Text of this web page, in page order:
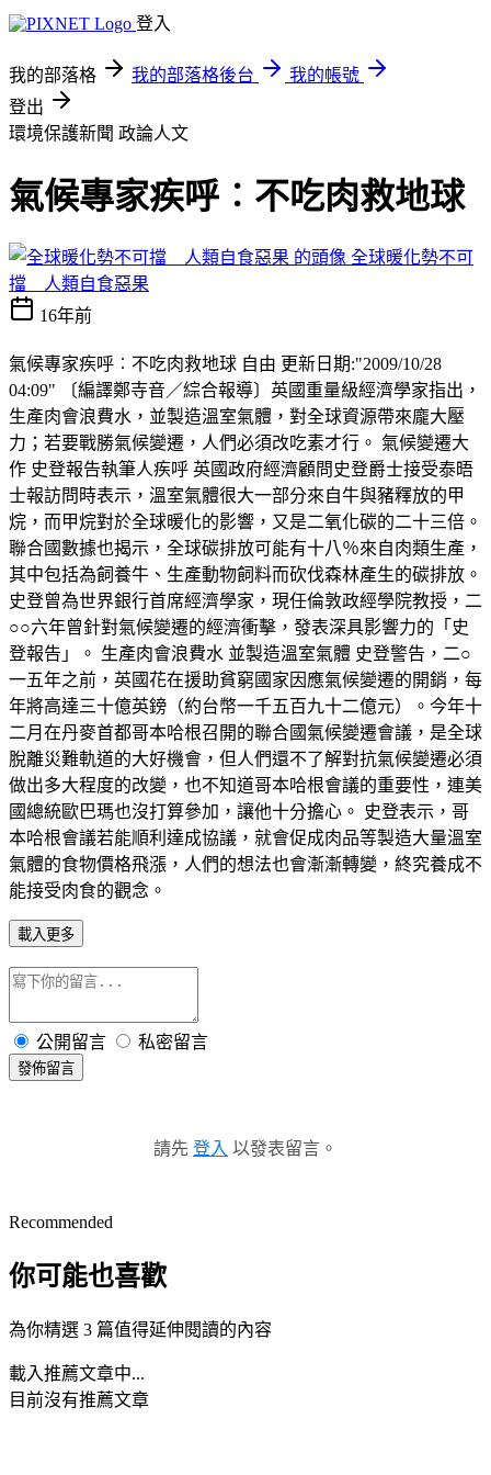
登入
我的部落格 我的部落格後台
我的帳號
登出
環境保護新聞 政論人文
氣候專家疾呼︰不吃肉救地球
全球暖化勢不可
擋 人類自食惡果
16年前
氣候專家疾呼︰不吃肉救地球 自由 更新日期:"2009/10/28
04:09" 〔編譯鄭寺音／綜合報導〕英國重量級經濟學家指出，
生產肉會浪費水，並製造溫室氣體，對全球資源帶來龐大壓
力；若要戰勝氣候變遷，人們必須改吃素才行。 氣候變遷大
作 史登報告執筆人疾呼 英國政府經濟顧問史登爵士接受泰晤
士報訪問時表示，溫室氣體很大一部分來自牛與豬釋放的甲
烷，而甲烷對於全球暖化的影響，又是二氧化碳的二十三倍。
聯合國數據也揭示，全球碳排放可能有十八％來自肉類生產，
其中包括為飼養牛、生產動物飼料而砍伐森林產生的碳排放。
史登曾為世界銀行首席經濟學家，現任倫敦政經學院教授，二
○○六年曾針對氣候變遷的經濟衝擊，發表深具影響力的「史
登報告」。 生產肉會浪費水 並製造溫室氣體 史登警告，二○
一五年之前，英國花在援助貧窮國家因應氣候變遷的開銷，每
年將高達三十億英鎊（約台幣一千五百九十二億元）。今年十
二月在丹麥首都哥本哈根召開的聯合國氣候變遷會議，是全球
脫離災難軌道的大好機會，但人們還不了解對抗氣候變遷必須
做出多大程度的改變，也不知道哥本哈根會議的重要性，連美
國總統歐巴瑪也沒打算參加，讓他十分擔心。 史登表示，哥
本哈根會議若能順利達成協議，就會促成肉品等製造大量溫室
氣體的食物價格飛漲，人們的想法也會漸漸轉變，終究養成不
能接受肉食的觀念。
載入更多
公開留言 私密留言
發佈留言
請先 登入 以發表留言。
Recommended
你可能也喜歡
為你精選 3 篇值得延伸閱讀的內容
載入推薦文章中...
目前沒有推薦文章